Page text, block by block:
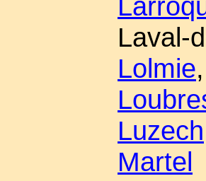
Laval-
Lolmie
Luzech
Martel